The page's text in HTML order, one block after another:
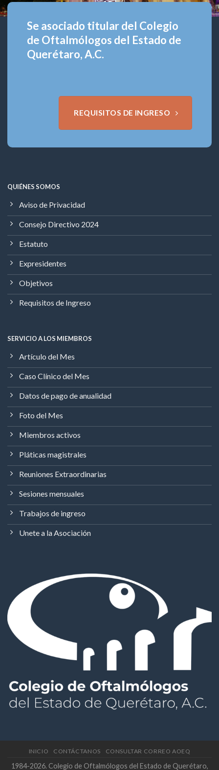
Se asociado titular del Colegio
de Oftalmólogos del Estado de
Querétaro, A.C.
REQUISITOS DE INGRESO
QUIÉNES SOMOS
Aviso de Privacidad
Consejo Directivo 2024
Estatuto
Expresidentes
Objetivos
Requisitos de Ingreso
SERVICIO A LOS MIEMBROS
Artículo del Mes
Caso Clínico del Mes
Datos de pago de anualidad
Foto del Mes
Miembros activos
Pláticas magistrales
Reuniones Extraordinarias
Sesiones mensuales
Trabajos de ingreso
Unete a la Asociación
INICIO CONTÁCTANOS CONSULTAR CORREO AOEQ
1984-2026. Colegio de Oftalmólogos del Estado de Querétaro,